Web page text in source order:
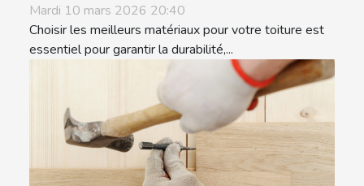
Mardi 10 mars 2026 20:40
Choisir les meilleurs matériaux pour votre toiture est
essentiel pour garantir la durabilité,...